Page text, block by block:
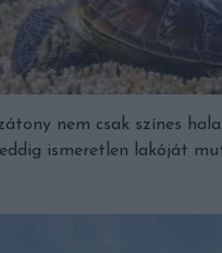
nem csak színes
ismeretlen lakóját